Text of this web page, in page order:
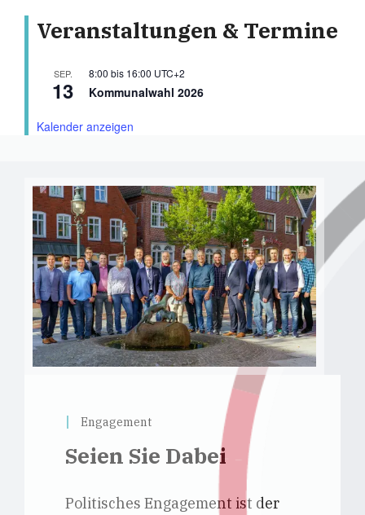
Veranstaltungen & Termine
SEP.
13
8:00 bis 16:00 UTC+2
Kommunalwahl 2026
Kalender anzeigen
Engagement
Seien Sie Dabei
Politisches Engagement ist der